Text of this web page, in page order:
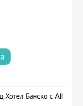
Хотел Банско с All